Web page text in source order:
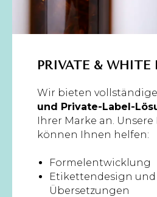
PRIVATE & WHITE
Wir bieten vollständige
und Private-Label-
Ihrer Marke an. Unsere
können Ihnen helfen:
Formelentwicklung
Etikettendesign und
Übersetzungen